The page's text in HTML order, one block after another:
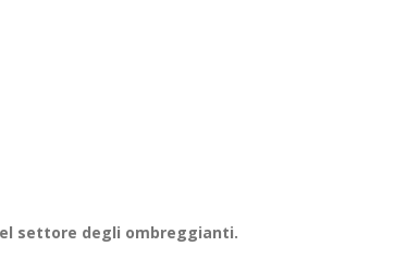
settore degli ombreggianti.